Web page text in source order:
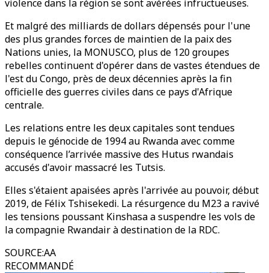
violence dans la région se sont avérées infructueuses.
Et malgré des milliards de dollars dépensés pour l'une
des plus grandes forces de maintien de la paix des
Nations unies, la MONUSCO, plus de 120 groupes
rebelles continuent d'opérer dans de vastes étendues de
l'est du Congo, près de deux décennies après la fin
officielle des guerres civiles dans ce pays d'Afrique
centrale.
Les relations entre les deux capitales sont tendues
depuis le génocide de 1994 au Rwanda avec comme
conséquence l’arrivée massive des Hutus rwandais
accusés d'avoir massacré les Tutsis.
Elles s'étaient apaisées après l'arrivée au pouvoir, début
2019, de Félix Tshisekedi. La résurgence du M23 a ravivé
les tensions poussant Kinshasa a suspendre les vols de
la compagnie Rwandair à destination de la RDC.
SOURCE:AA
RECOMMANDÉ